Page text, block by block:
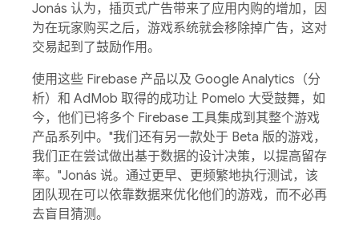
Jonás 认为，插页式广告带来了应用内购的增加，因
为在玩家购买之后，游戏系统就会移除掉广告，这对
交易起到了鼓励作用。
使用这些 Firebase 产品以及 Google Analytics（分
析）和 AdMob 取得的成功让 Pomelo 大受鼓舞，如
今，他们已将多个 Firebase 工具集成到其整个游戏
产品系列中。"我们还有另一款处于 Beta 版的游戏，
我们正在尝试做出基于数据的设计决策，以提高留存
率。"Jonás 说。通过更早、更频繁地执行测试，该
团队现在可以依靠数据来优化他们的游戏，而不必再
去盲目猜测。